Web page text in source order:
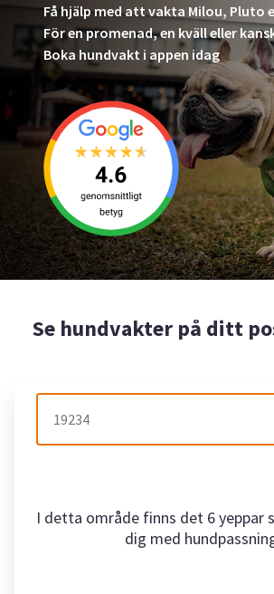
Få hjälp med att vakta Milou, Pluto
För en promenad, en kväll eller
Boka hundvakt i appen idag
Se hundvakter på ditt
I detta område finns det 6 yeppar
dig med